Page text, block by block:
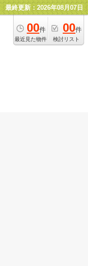
最終更新：2026年08月07日
00件
最近見た物件
00件
検討リスト